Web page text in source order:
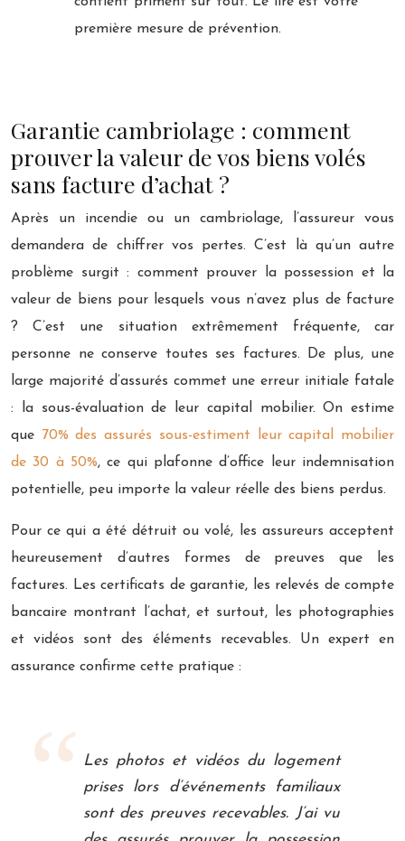
première mesure de prévention.
Garantie cambriolage : comment
prouver la valeur de vos biens volés
sans facture d’achat ?
Après un incendie ou un cambriolage, l’assureur vous
demandera de chiffrer vos pertes. C’est là qu’un autre
problème surgit : comment prouver la possession et la
valeur de biens pour lesquels vous n’avez plus de facture
? C’est une situation extrêmement fréquente, car
personne ne conserve toutes ses factures. De plus, une
large majorité d’assurés commet une erreur initiale fatale
: la sous-évaluation de leur capital mobilier. On estime
que 70% des assurés sous-estiment leur capital mobilier
de 30 à 50%, ce qui plafonne d’office leur indemnisation
potentielle, peu importe la valeur réelle des biens perdus.
Pour ce qui a été détruit ou volé, les assureurs acceptent
heureusement d’autres formes de preuves que les
factures. Les certificats de garantie, les relevés de compte
bancaire montrant l’achat, et surtout, les photographies
et vidéos sont des éléments recevables. Un expert en
assurance confirme cette pratique :
Les photos et vidéos du logement
prises lors d’événements familiaux
sont des preuves recevables. J’ai vu